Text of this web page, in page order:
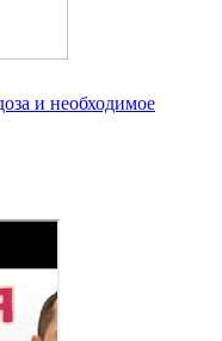
и необходимое